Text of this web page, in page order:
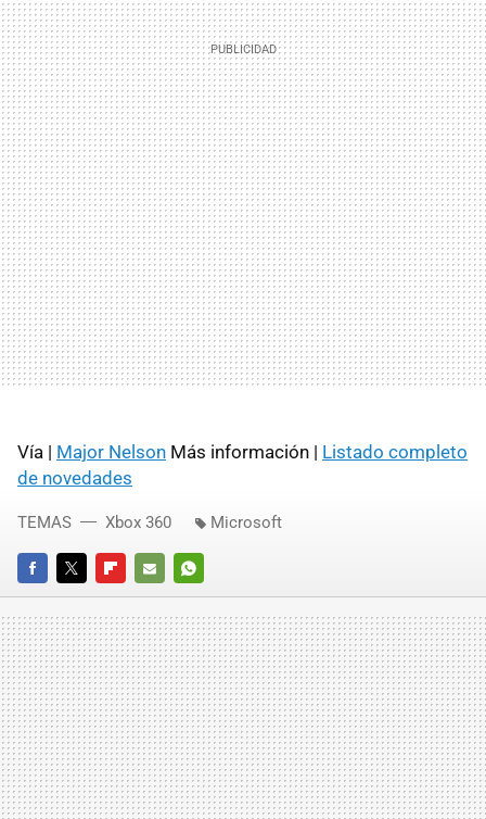
Vía | Major Nelson Más información | Listado completo
de novedades
FACEBOOKTWITTERFLIPBOARD
E-
MAIL
WHATSAPP
TEMAS Xbox 360 Microsoft